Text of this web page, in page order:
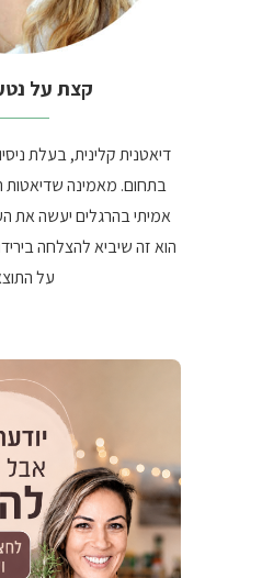
קצת על
דיאטנית קלינית, בעלת
בתחום. מאמינה שדיאטות
אמיתי בהרגלים יעשה את
הוא זה שיביא להצלחה
על